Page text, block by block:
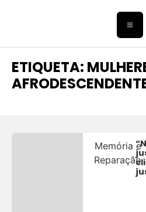
ETIQUETA:
Memória e
Reparação